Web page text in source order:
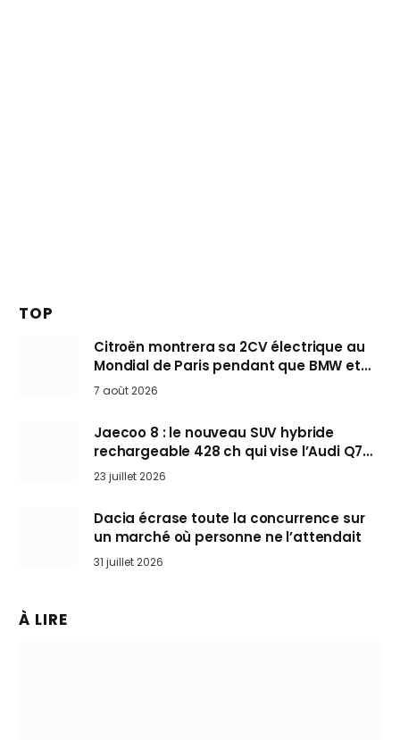
TOP
Citroën montrera sa 2CV électrique au
Mondial de Paris pendant que BMW et
Mini désertent le salon
7 août 2026
Jaecoo 8 : le nouveau SUV hybride
rechargeable 428 ch qui vise l’Audi Q7
arrive en Europe cet automne
23 juillet 2026
Dacia écrase toute la concurrence sur
un marché où personne ne l’attendait
31 juillet 2026
À LIRE